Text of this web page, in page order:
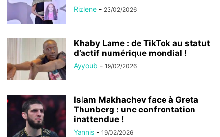
Rizlene - 23/02/2026
Khaby Lame : de TikTok au statut
d’actif numérique mondial !
Ayyoub - 19/02/2026
Islam Makhachev face à Greta
Thunberg : une confrontation
inattendue !
Yannis - 19/02/2026